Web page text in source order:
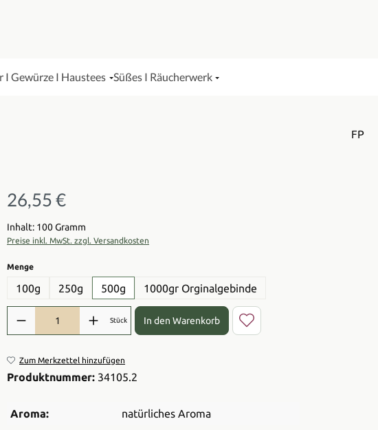
I Gewürze I Haustees Süßes I Räucherwerk
FP
Regulärer Preis:
26,55 €
Inhalt: 100 Gramm
Preise inkl. MwSt. zzgl. Versandkosten
Mengeauswählen
100g 250g 500g 1000gr Orginalgebinde
Produkt Anzahl: Gib den gewünschten Wert ein oder benutze die
Stück In den Warenkorb
Zum Merkzettel hinzufügen
Produktnummer: 34105.2
Aroma:
natürliches Aroma